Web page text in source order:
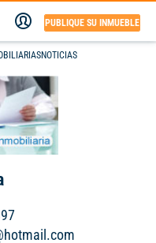
NOTICIAS
PUBLIQUE SU INMUEBLE